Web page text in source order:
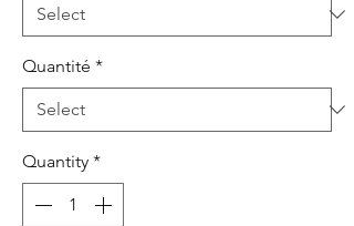
Quantité *
Quantity *